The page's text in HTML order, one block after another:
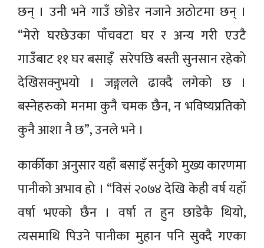
छन् । उनी भने गाउँ छोडेर नजाने अठोटमा छन् ।
“मेरो घरछेउका पाँचवटा घर र अन्य गरी एउटै
गाउँबाट ११ घर बसाइँ सरेपछि बस्ती सुनसान रहेको
देखिसक्नुभयो । जङ्गलले ढाक्दै लगेको छ ।
बस्नेहरुको मनमा कुनै चमक छैन, न भविष्यप्रतिको
कुनै आशा नै छ”, उनले भने ।
कार्कीका अनुसार यहाँ बसाइँ सर्नुको मुख्य कारणमा
पानीको अभाव हो । “विसं २०७४ देखि केही वर्ष यहाँ
वर्षा भएको छैन । वर्षा त हुन छाडेकै थियो,
त्यसमाथि पिउने पानीका मुहान पनि सुक्दै गएका